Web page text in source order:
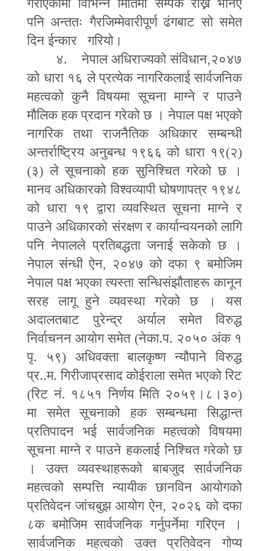
गराएकोमा विभिन्न मितिमा सम्पर्क राख्न भनिए
पनि अन्ततः गैरजिम्मेवारीपूर्ण ढंगबाट सो समेत
दिन ईन्कार गरियो।
४. नेपाल अधिराज्यको संविधान,२०४७
को धारा १६ ले प्रत्येक नागरिकलाई सार्वजनिक
महत्वको कुनै विषयमा सूचना माग्ने र पाउने
मौलिक हक प्रदान गरेको छ । नेपाल पक्ष भएको
नागरिक तथा राजनैतिक अधिकार सम्बन्धी
अन्तर्राष्ट्रिय अनुबन्ध १९६६ को धारा १९(२)
(३) ले सूचनाको हक सुनिश्चित गरेको छ ।
मानव अधिकारको विश्वव्यापी घोषणापत्र १९४८
को धारा १९ द्वारा व्यवस्थित सूचना माग्ने र
पाउने अधिकारको संरक्षण र कार्यान्वयनको लागि
पनि नेपालले प्रतिबद्धता जनाई सकेको छ ।
नेपाल संन्धी ऐन, २०४७ को दफा ९ बमोजिम
नेपाल पक्ष भएका त्यस्ता सन्धिसंझौताहरू कानून
सरह लागू हुने व्यवस्था गरेको छ । यस
अदालतबाट पुरेन्द्र अर्याल समेत विरुद्ध
निर्वाचनन आयोग समेत (नेका.प. २०५० अंक १
पृ. ५९) अधिवक्ता बालकृष्ण न्यौपाने विरुद्ध
प्र..म. गिरीजाप्रसाद कोईराला समेत भएको रिट
(रिट नं. १८५१ निर्णय मिति २०५९।८।३०)
मा समेत सूचनाको हक सम्बन्धमा सिद्धान्त
प्रतिपादन भई सार्वजनिक महत्वको विषयमा
सूचना माग्ने र पाउने हकलाई निश्चित गरेको छ
। उक्त व्यवस्थाहरूको बाबजुद सार्वजनिक
महत्वको सम्पत्ति न्यायीक छानविन आयोगको
प्रतिवेदन जांचबुझ आयोग ऐन, २०२६ को दफा
८क बमोजिम सार्वजनिक गर्नुपर्नेमा गरिएन ।
सार्वजनिक महत्वको उक्त प्रतिवेदन गोप्य